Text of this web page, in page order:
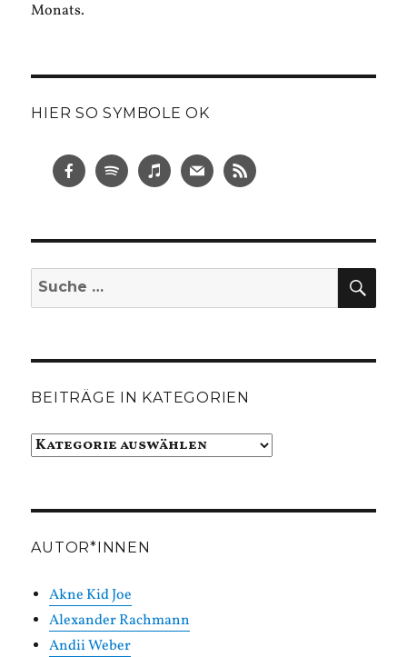
Monats.
HIER SO SYMBOLE OK
Suche
nach:
BEITRÄGE IN KATEGORIEN
Beiträge
AUTOR*INNEN
Akne Kid Joe
Alexander Rachmann
Andii Weber